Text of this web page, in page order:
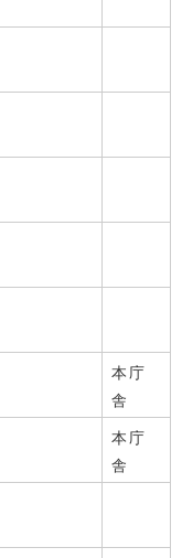
本庁
舎
本庁
舎